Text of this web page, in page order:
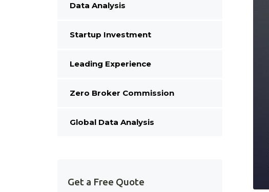
Data Analysis
Startup Investment
Leading Experience
Zero Broker Commission
Global Data Analysis
Get a Free Quote